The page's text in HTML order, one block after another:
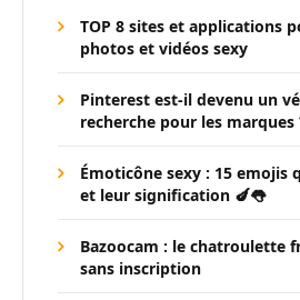
TOP 8 sites et applications
photos et vidéos sexy
Pinterest est-il devenu un
recherche pour les marques
Émoticône sexy : 15 emojis
et leur signification 🍆👅
Bazoocam : le chatroulette
sans inscription